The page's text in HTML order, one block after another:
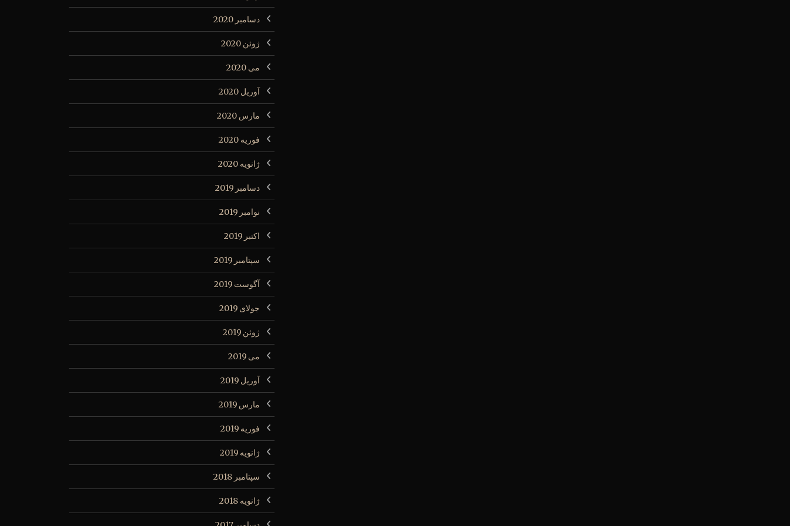
دسامبر 2020
ژوئن 2020
می 2020
آوریل 2020
مارس 2020
فوریه 2020
ژانویه 2020
دسامبر 2019
نوامبر 2019
اکتبر 2019
سپتامبر 2019
آگوست 2019
جولای 2019
ژوئن 2019
می 2019
آوریل 2019
مارس 2019
فوریه 2019
ژانویه 2019
سپتامبر 2018
ژانویه 2018